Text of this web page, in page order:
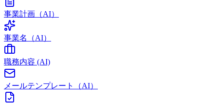
事業計画（AI）
事業名（AI）
職務内容 (AI)
メールテンプレート（AI）